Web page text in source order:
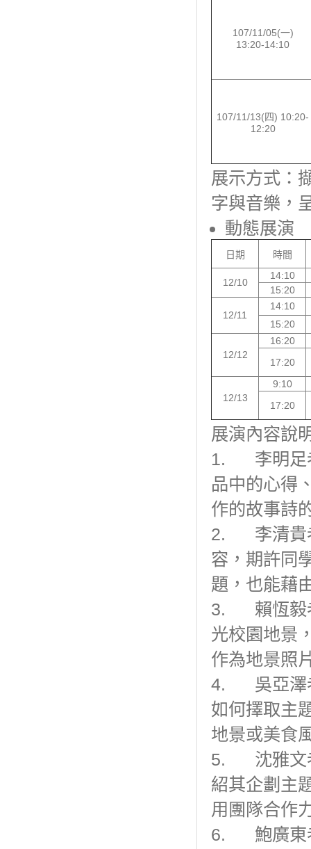
107/11/05(一)
13:20-14:10
107/11/13(四) 10:20-
12:20
展示方式：
字與音樂，
動態展演
日期 時間
12/10
14:10
15:20
12/11
14:10
15:20
12/12
16:20
17:20
12/13
9:10
17:20
展演內容說
1. 李明足
品中的心得
作的故事詩
2. 李清貴老
容，期許同
題，也能藉
3. 賴恆毅老
光校園地景
作為地景照
4. 吳亞澤老
如何擇取主
地景或美食
5. 沈雅文老
紹其企劃主
用團隊合作
6. 鮑廣東老